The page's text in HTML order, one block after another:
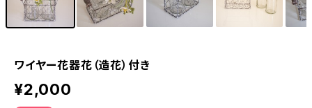
ワイヤー花器花（造花）付き
¥2,000